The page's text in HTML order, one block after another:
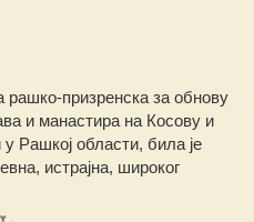
рашко-призренска за обнову
и манастира на Косову и
Рашкој области, била је
истрајна, широког